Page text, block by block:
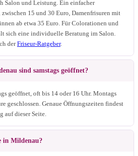
Salon und Leistung. Ein einfacher
15 und 30 Euro, Damenfrisuren mit
ab etwa 35 Euro. Für Colorationen und
sich eine individuelle Beratung im Salon.
derFriseur-Ratgeber.
sind samstags geöffnet?
geöffnet, oft bis 14 oder 16 Uhr. Montags
geschlossen. Genaue Öffnungszeiten findest
auf dieser Seite.
in Mildenau?